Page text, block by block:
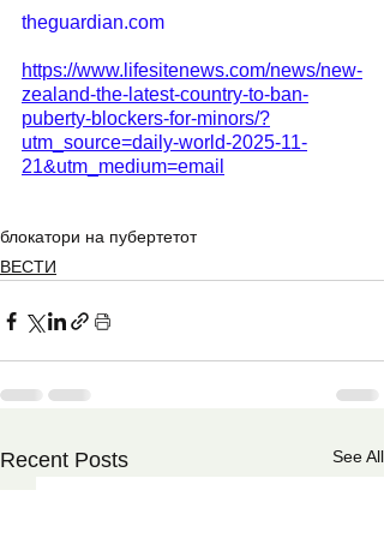
theguardian.com
https://www.lifesitenews.com/news/new-
zealand-the-latest-country-to-ban-
puberty-blockers-for-minors/?
utm_source=daily-world-2025-11-
21&utm_medium=email
блокатори на пубертетот
ВЕСТИ
Recent Posts See All